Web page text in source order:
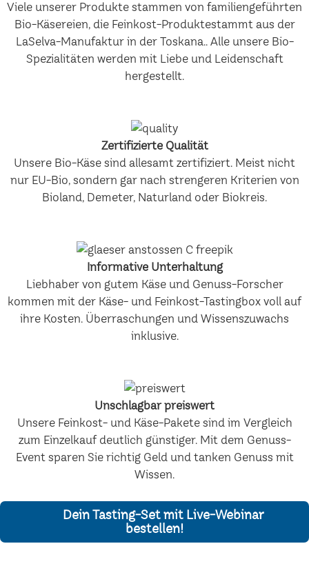
Viele unserer Produkte stammen von familiengeführten
Bio-Käsereien, die Feinkost-Produktestammt aus der
LaSelva-Manufaktur in der Toskana.. Alle unsere Bio-
Spezialitäten werden mit Liebe und Leidenschaft
hergestellt.
Zertifizierte Qualität
Unsere Bio-Käse sind allesamt zertifiziert. Meist nicht
nur EU-Bio, sondern gar nach strengeren Kriterien von
Bioland, Demeter, Naturland oder Biokreis.
Informative Unterhaltung
Liebhaber von gutem Käse und Genuss-Forscher
kommen mit der Käse- und Feinkost-Tastingbox voll auf
ihre Kosten. Überraschungen und Wissenszuwachs
inklusive.
Unschlagbar preiswert
Unsere Feinkost- und Käse-Pakete sind im Vergleich
zum Einzelkauf deutlich günstiger. Mit dem Genuss-
Event sparen Sie richtig Geld und tanken Genuss mit
Wissen.
Dein Tasting-Set mit Live-Webinar
bestellen!